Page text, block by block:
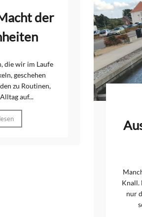
der
die wir im Laufe
geschehen
zu Routinen,
auf...
Knall.
nur